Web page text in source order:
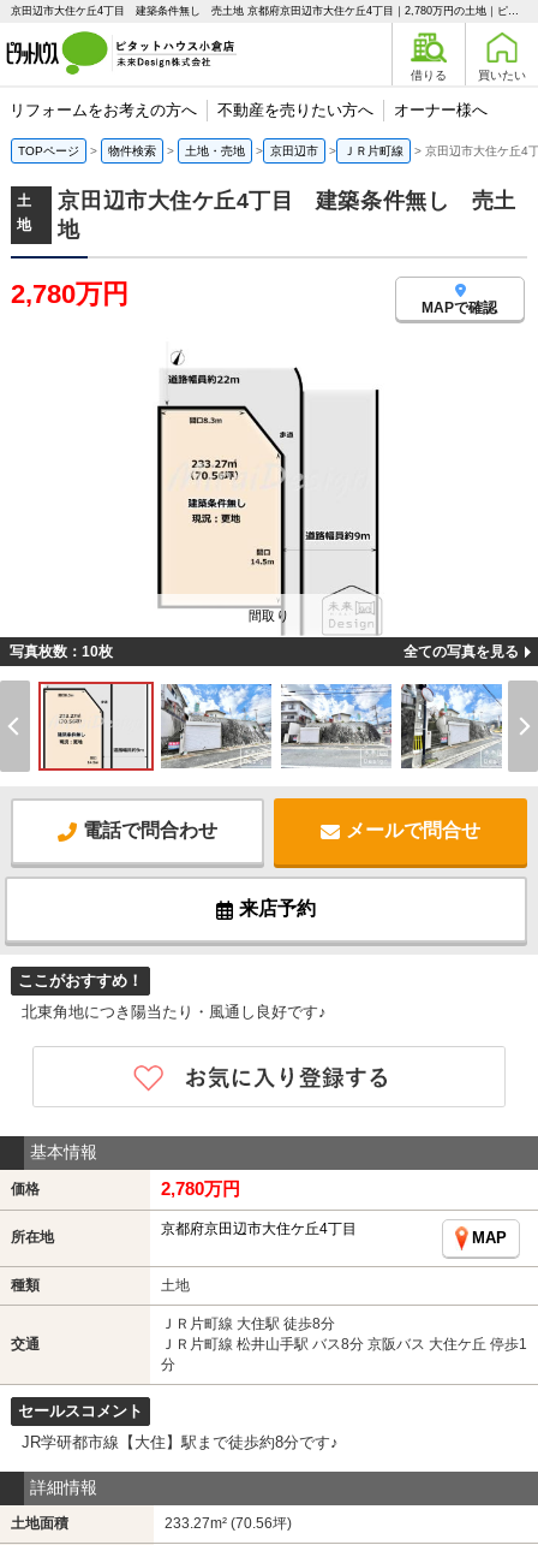
京田辺市大住ケ丘4丁目 建築条件無し 売土地 京都府京田辺市大住ケ丘4丁目｜2,780万円の土地｜ピタットハウス小倉店 未来Design株式会社
借りる 買いたい
リフォームをお考えの方へ 不動産を売りたい方へ オーナー様へ
TOPページ 物件検索 土地・売地 京田辺市 ＪＲ片町線 京田辺市大住ケ丘
土
地
京田辺市大住ケ丘4丁目 建築条件無し 売土
地
2,780万円 MAPで確認
間取り
写真枚数：10枚 全ての写真を見る
電話で問合わせ メールで問合せ
来店予約
ここがおすすめ！
北東角地につき陽当たり・風通し良好です♪
基本情報
価格 2,780万円
所在地 京都府京田辺市大住ケ丘4丁目
MAP
種類 土地
交通
ＪＲ片町線 大住駅 徒歩8分
ＪＲ片町線 松井山手駅 バス8分 京阪バス 大住ケ丘 停歩1
分
セールスコメント
JR学研都市線【大住】駅まで徒歩約8分です♪
詳細情報
土地面積 233.27m² (70.56坪)